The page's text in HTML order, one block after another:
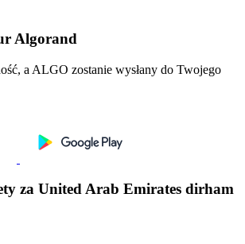
Algorand
a ALGO zostanie wysłany do Twojego
za United Arab Emirates dirham